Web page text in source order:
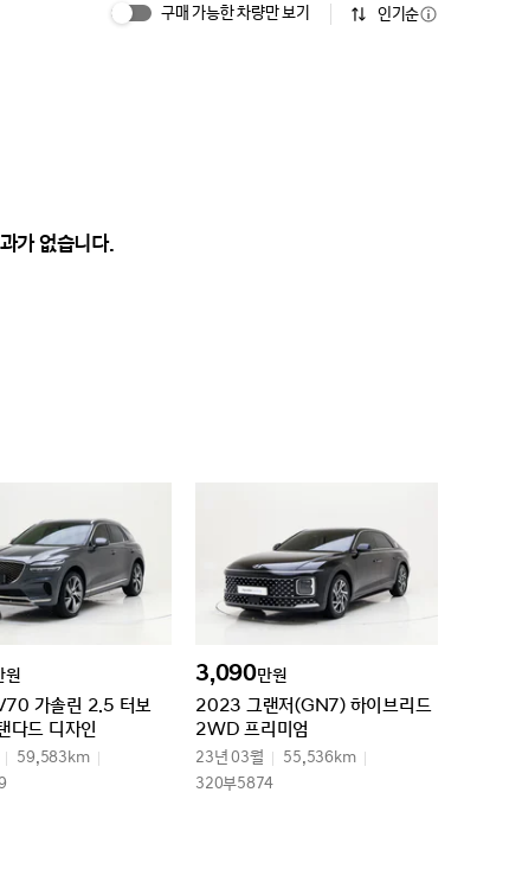
구매 가능한 차량만 보기 인기순
가 없습니다.
원
가솔린 2.5 터보
다드 디자인
59,583km
3,090만원
2023 그랜저(GN7) 하이브리드
2WD 프리미엄
23년 03월
55,536km
320부5874